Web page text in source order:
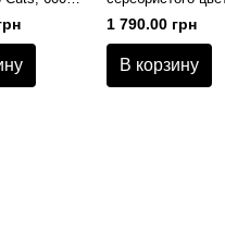
Urban
600 мл,
1 790.00 грн
В корзину